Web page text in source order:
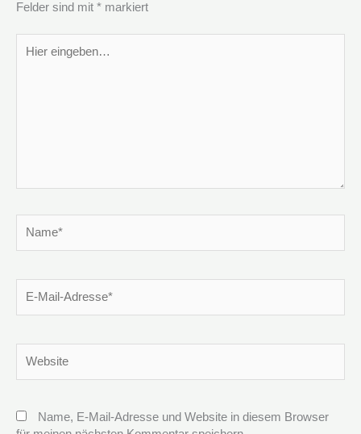
Felder sind mit * markiert
eingeben…
Mail-
Name, E-Mail-Adresse und Website in diesem Browser